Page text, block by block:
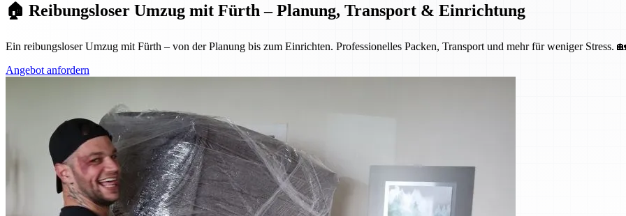
🏠 Reibungsloser Umzug mit Fürth – Planung, Transport & Einrichtung
Ein reibungsloser Umzug mit Fürth – von der Planung bis zum Einrichten. Professionelles Packen, Transport und mehr für weniger Stress.
Angebot anfordern